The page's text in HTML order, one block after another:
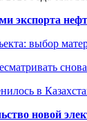
экспорта
выбор
в
новой